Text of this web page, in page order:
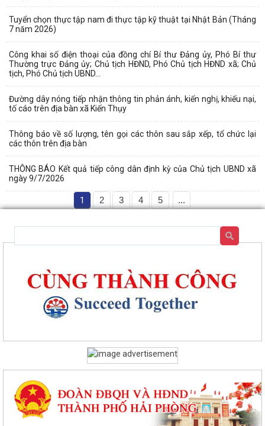
Tuyển chọn thực tập nam đi thực tập kỹ thuật tại Nhật Bản (Tháng
7 năm 2026)
Công khai số điện thoại của đồng chí Bí thư Đảng ủy, Phó Bí thư
Thường trực Đảng ủy; Chủ tịch HĐND, Phó Chủ tịch HĐND xã; Chủ
tịch, Phó Chủ tịch UBND...
Đường dây nóng tiếp nhận thông tin phản ánh, kiến nghị, khiếu nại,
tố cáo trên địa bàn xã Kiến Thụy
Thông báo về số lượng, tên gọi các thôn sau sắp xếp, tổ chức lại
các thôn trên địa bàn
THÔNG BÁO Kết quả tiếp công dân định kỳ của Chủ tịch UBND xã
ngày 9/7/2026
1 2 3 4 5 ...